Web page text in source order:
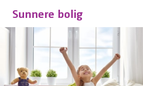
Sunnere bolig